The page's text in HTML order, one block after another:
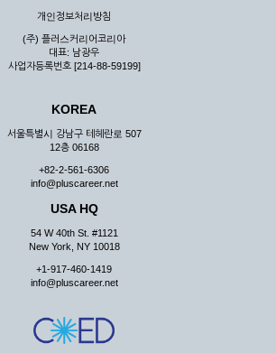
개인정보처리방침
(주) 플러스커리어코리아
대표: 남광우
사업자등록번호 [214-88-59199]
KOREA
서울특별시 강남구 테헤란로 507
12층 06168
+82-2-561-6306
info@pluscareer.net
USA HQ
54 W 40th St. #1121
New York, NY 10018
+1-917-460-1419
info@pluscareer.net